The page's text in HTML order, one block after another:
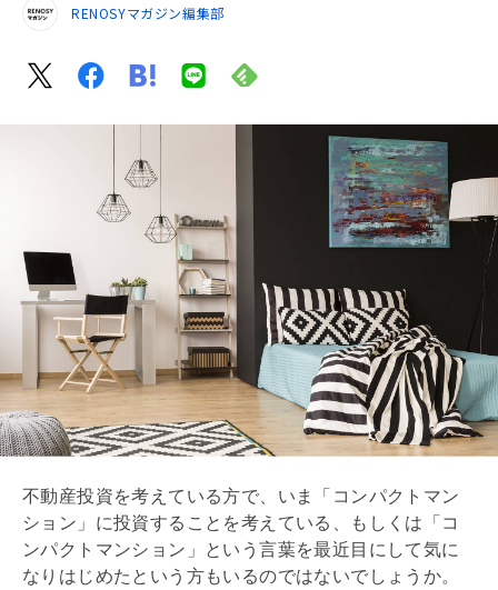
不動産投資には勉強も必要。まずはポイントを押さ
RENOSYマガジン編集部
不動産投資を考えている方で、いま「コンパクトマン
ション」に投資することを考えている、もしくは「コ
ンパクトマンション」という言葉を最近目にして気に
なりはじめたという方もいるのではないでしょうか。